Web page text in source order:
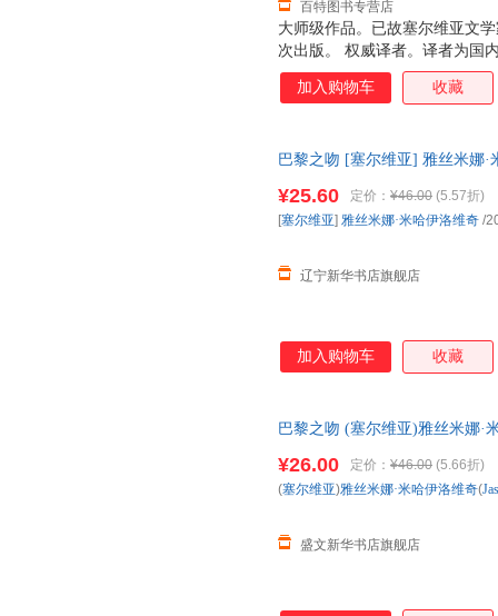
大师级作品。已故塞尔维亚文
次出版。 权威译者。译者为国
究。 绝美插画。内含30余幅匠
插画师毕业于中央美术学院，
百特图书专营店
加入购物车 收藏
巴黎之吻 [塞尔维亚] 雅丝米娜
¥25.60 定价： ¥46.00 (5.57折)
辽宁新华书店旗舰店
[塞尔维亚] 雅丝米娜·米哈伊洛维奇 /
加入购物车 收藏
巴黎之吻 (塞尔维亚)雅丝米娜·
¥26.00 定价： ¥46.00 (5.66折)
盛文新华书店旗舰店
(塞尔维亚)雅丝米娜·米哈伊洛维奇(